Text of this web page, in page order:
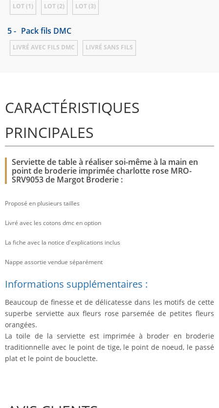
LOT (1) LOT (2) LOT (3)
5 - Pack fils DMC
LIVRÉ AVEC FILS DMC LIVRÉ SANS FILS
CARACTÉRISTIQUES
PRINCIPALES
Serviette de table à réaliser soi-même à la main en
point de broderie imprimée charlotte rose MRO-
SRV9053 de Margot Broderie :
Proposé en plusieurs tailles
Livré avec les cotons dmc en option
La fiche avec la notice d'explications inclus
Nappe assortie vendue séparément
Informations supplémentaires :
Beaucoup de finesse et de délicatesse dans les motifs de cette
superbe serviette aux fleurs rose parsemée de petites fleurs
orangées.
La toile de la serviette est imprimée à broder en broderie
traditionnelle avec le point de tige, le point de noeud, le passé
plat et le point de bouclette.